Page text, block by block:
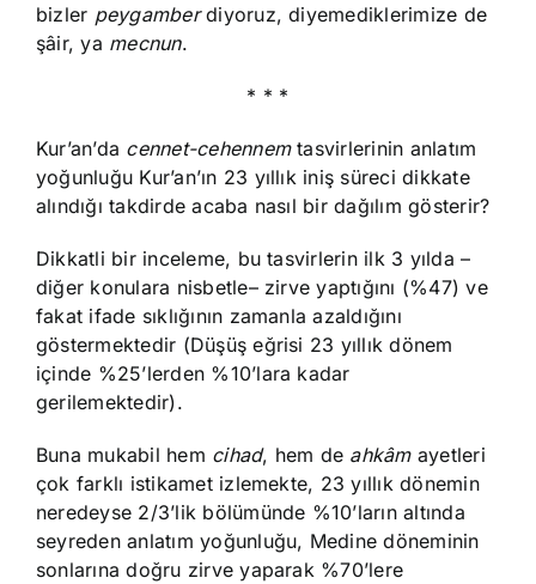
bizler peygamberdiyoruz, diyemediklerimize de
şâir, ya mecnun.
* * *
Kur’an’da cennet-cehennemtasvirlerinin anlatım
yoğunluğu Kur’an’ın 23 yıllık iniş süreci dikkate
alındığı takdirde acaba nasıl bir dağılım gösterir?
Dikkatli bir inceleme, bu tasvirlerin ilk 3 yılda –
diğer konulara nisbetle– zirve yaptığını (%47) ve
fakat ifade sıklığının zamanla azaldığını
göstermektedir (Düşüş eğrisi 23 yıllık dönem
içinde %25’lerden %10’lara kadar
gerilemektedir).
Buna mukabil hem cihad, hem de ahkâmayetleri
çok farklı istikamet izlemekte, 23 yıllık dönemin
neredeyse 2/3’lik bölümünde %10’ların altında
seyreden anlatım yoğunluğu, Medine döneminin
sonlarına doğru zirve yaparak %70’lere